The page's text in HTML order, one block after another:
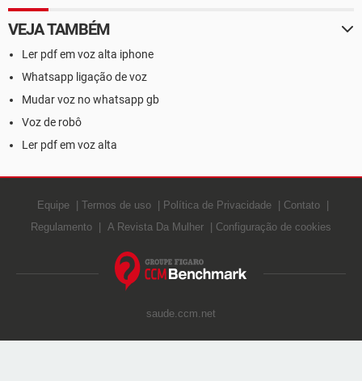
VEJA TAMBÉM
Ler pdf em voz alta iphone
Whatsapp ligação de voz
Mudar voz no whatsapp gb
Voz de robô
Ler pdf em voz alta
Equipe Termos de uso Política de Privacidade
Contato
Regulamento
A Revista Da Mulher Configuração de cookies
saude.ccm.net